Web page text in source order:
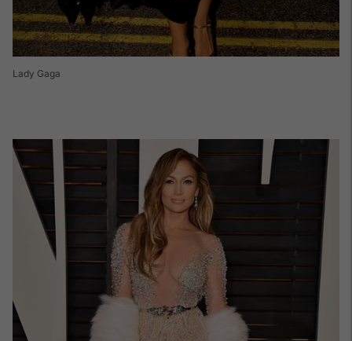
Lady Gaga